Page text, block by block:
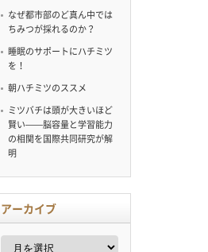
なぜ都市部のど真ん中では
ちみつが採れるのか？
睡眠のサポートにハチミツ
を！
朝ハチミツのススメ
ミツバチは頭が大きいほど
賢い——脳容量と学習能力
の相関を国際共同研究が解
明
アーカイブ
ア